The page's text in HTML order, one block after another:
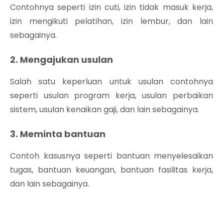
Contohnya seperti izin cuti, izin tidak masuk kerja,
izin mengikuti pelatihan, izin lembur, dan lain
sebagainya.
2. Mengajukan usulan
Salah satu keperluan untuk usulan contohnya
seperti usulan program kerja, usulan perbaikan
sistem, usulan kenaikan gaji, dan lain sebagainya.
3. Meminta bantuan
Contoh kasusnya seperti bantuan menyelesaikan
tugas, bantuan keuangan, bantuan fasilitas kerja,
dan lain sebagainya.